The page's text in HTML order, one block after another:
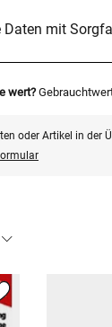
mit
wert?
oder Artikel in der